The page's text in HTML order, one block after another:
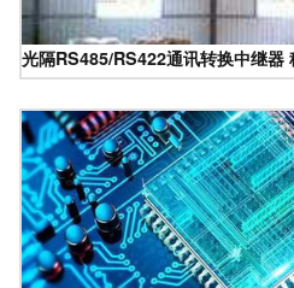
光隔RS485/RS422通讯转换中继器